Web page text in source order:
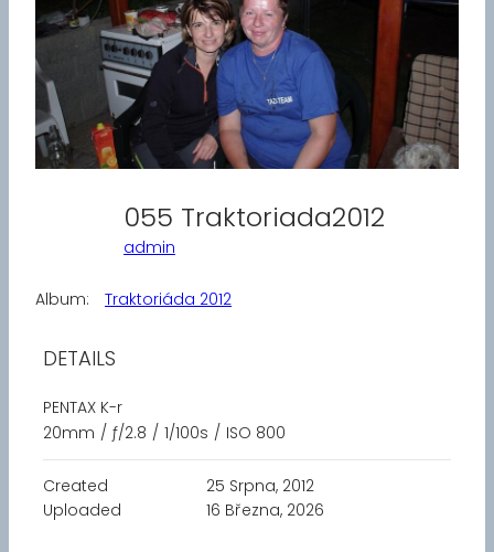
055 Traktoriada2012
admin
Album: Traktoriáda 2012
DETAILS
PENTAX K-r
20mm / ƒ/2.8 / 1/100s / ISO 800
Created
25 Srpna, 2012
Uploaded
16 Března, 2026